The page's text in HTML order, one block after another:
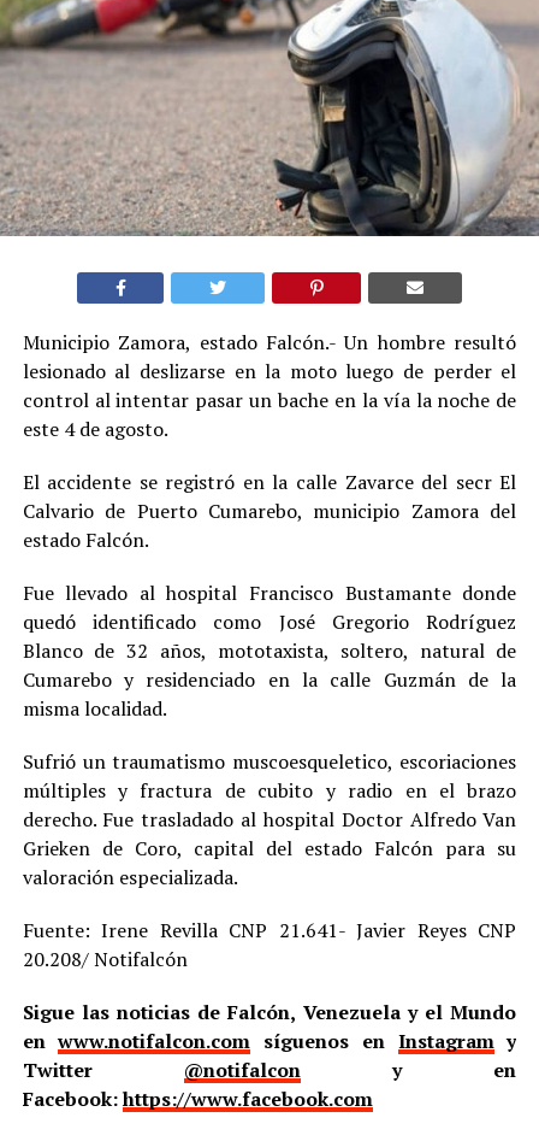
Municipio Zamora, estado Falcón.- Un hombre resultó
lesionado al deslizarse en la moto luego de perder el
control al intentar pasar un bache en la vía la noche de
este 4 de agosto.
El accidente se registró en la calle Zavarce del secr El
Calvario de Puerto Cumarebo, municipio Zamora del
estado Falcón.
Fue llevado al hospital Francisco Bustamante donde
quedó identificado como José Gregorio Rodríguez
Blanco de 32 años, mototaxista, soltero, natural de
Cumarebo y residenciado en la calle Guzmán de la
misma localidad.
Sufrió un traumatismo muscoesqueletico, escoriaciones
múltiples y fractura de cubito y radio en el brazo
derecho. Fue trasladado al hospital Doctor Alfredo Van
Grieken de Coro, capital del estado Falcón para su
valoración especializada.
Fuente: Irene Revilla CNP 21.641- Javier Reyes CNP
20.208/ Notifalcón
Sigue las noticias de Falcón, Venezuela y el Mundo
enwww.notifalcon.com síguenos en Instagramy
Twitter @notifalcony en
Facebook:https://www.facebook.com